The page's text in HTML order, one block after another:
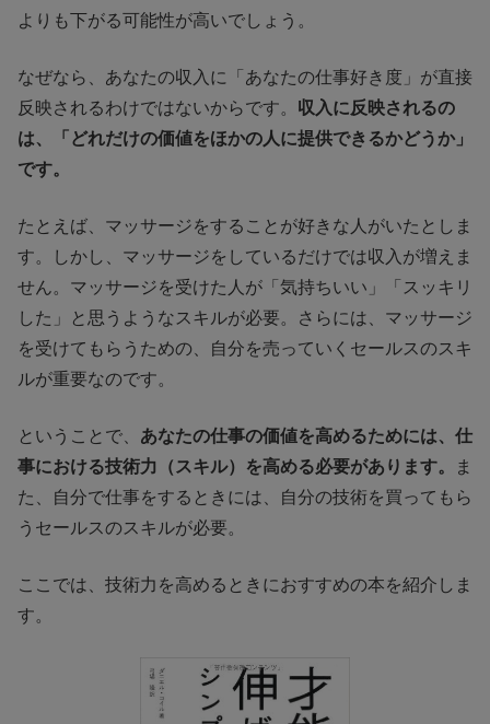
よりも下がる可能性が高いでしょう。
なぜなら、あなたの収入に「あなたの仕事好き度」が直接
反映されるわけではないからです。 収入に反映されるの
は、「どれだけの価値をほかの人に提供できるかどうか」
です。
たとえば、マッサージをすることが好きな人がいたとしま
す。しかし、マッサージをしているだけでは収入が増えま
せん。マッサージを受けた人が「気持ちいい」「スッキリ
した」と思うようなスキルが必要。さらには、マッサージ
を受けてもらうための、自分を売っていくセールスのスキ
ルが重要なのです。
ということで、 あなたの仕事の価値を高めるためには、仕
事における技術力（スキル）を高める必要があります。
ま
た、自分で仕事をするときには、自分の技術を買ってもら
うセールスのスキルが必要。
ここでは、技術力を高めるときにおすすめの本を紹介しま
す。